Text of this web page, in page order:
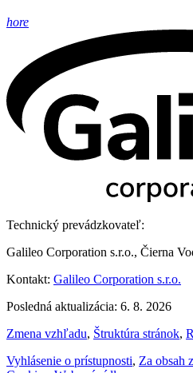
hore
Technický prevádzkovateľ:
Galileo Corporation s.r.o., Čierna
Kontakt: Galileo Corporation s.r.o.
Posledná aktualizácia: 6. 8. 2026
Zmena vzhľadu, Štruktúra stránok,
Vyhlásenie o prístupnosti, Za obsah